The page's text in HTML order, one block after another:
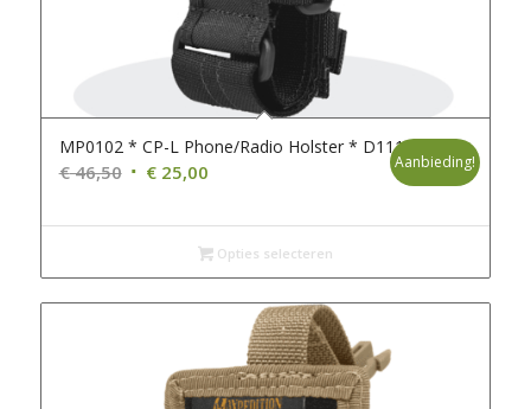
MP0102 * CP-L Phone/Radio Holster * D111
€46,50 Oorspronkelijke
was:
€25,00Huidige
is:
€ 25,00.
Aanbieding!
Opties selecteren